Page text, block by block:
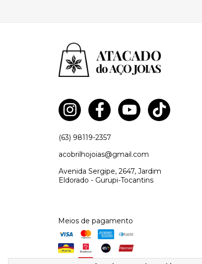
(63) 98119-2357
acobrilhojoias@gmail.com
Avenida Sergipe, 2647, Jardim
Eldorado - Gurupi-Tocantins
Meios de pagamento